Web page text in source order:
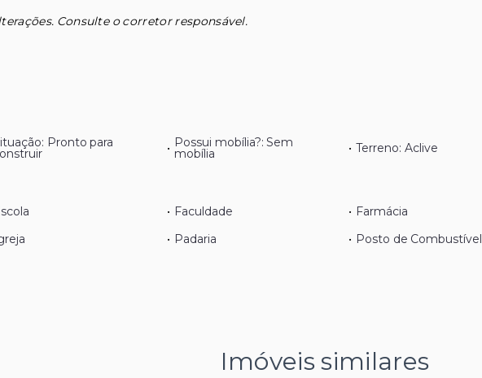
Consulte o corretor responsável.
Pronto para • Possui mobília?: Sem
mobília • Terreno: Aclive
• Faculdade • Farmácia
• Padaria • Posto de Combustível
Imóveis similares